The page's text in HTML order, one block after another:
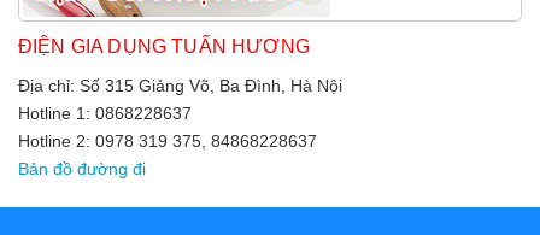
ĐIỆN GIA DỤNG TUẤN HƯƠNG
Địa chỉ: Số 315 Giảng Võ, Ba Đình, Hà Nội
Hotline 1: 0868228637
Hotline 2: 0978 319 375, 84868228637
Bản đồ đường đi